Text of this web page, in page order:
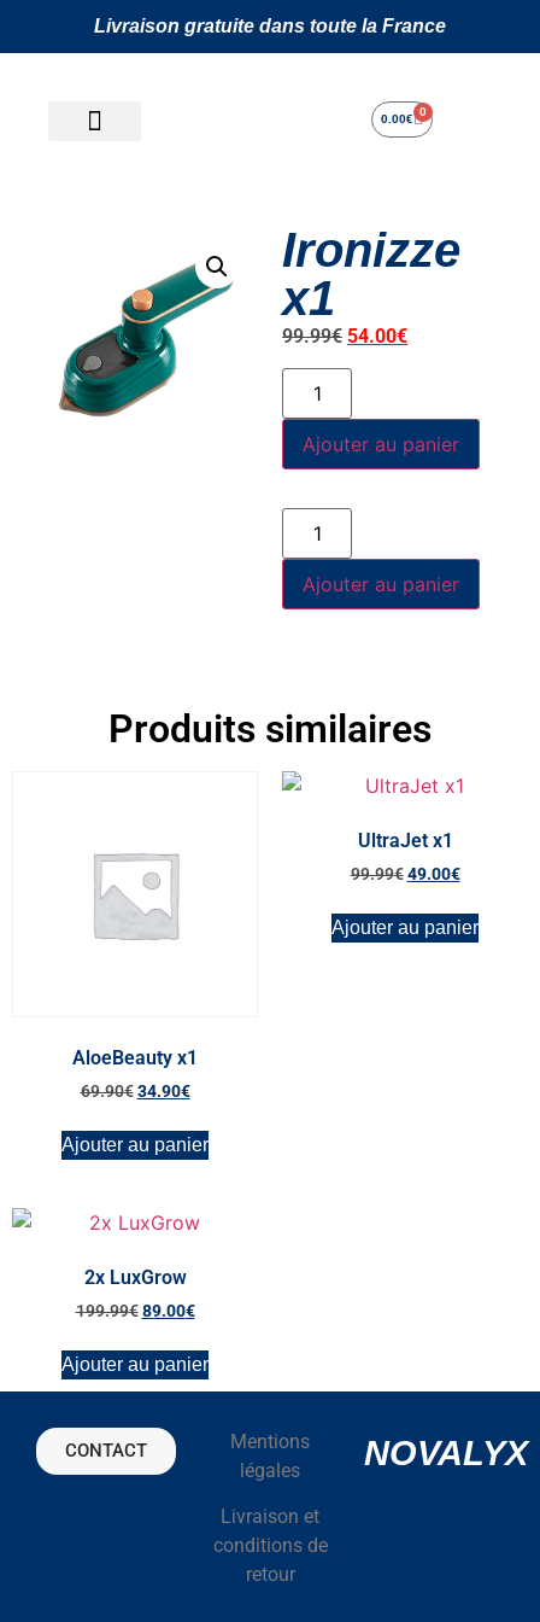
Livraison gratuite dans toute la France
0.00€
0
Ironizze
x1
99.99€ 54.00€
Ajouter au panier
Ajouter au panier
Produits similaires
AloeBeauty x1
69.90€ 34.90€
Ajouter au panier
UltraJet x1
99.99€ 49.00€
Ajouter au panier
2x LuxGrow
199.99€ 89.00€
Ajouter au panier
CONTACT
Mentions
légales
Livraison et
conditions de
retour
NOVALYX